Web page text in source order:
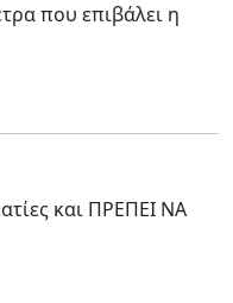
που επιβάλει η
και ΠΡΕΠΕΙ ΝΑ